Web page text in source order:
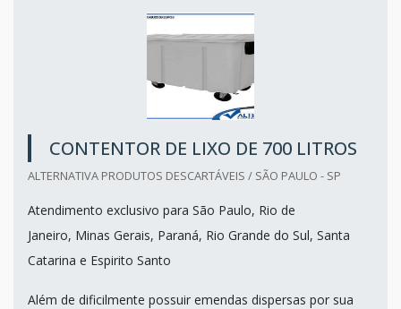
CONTENTOR DE LIXO DE 700 LITROS
ALTERNATIVA PRODUTOS DESCARTÁVEIS / SÃO PAULO - SP
Atendimento exclusivo para São Paulo, Rio de
Janeiro, Minas Gerais, Paraná, Rio Grande do Sul, Santa
Catarina e Espirito Santo
Além de dificilmente possuir emendas dispersas por sua